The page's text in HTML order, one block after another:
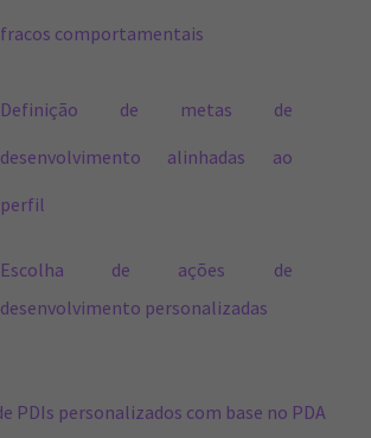
fracos comportamentais
Definição de metas de
desenvolvimento alinhadas ao
perfil
Escolha de ações de
desenvolvimento personalizadas
PDIs personalizados com base no PDA